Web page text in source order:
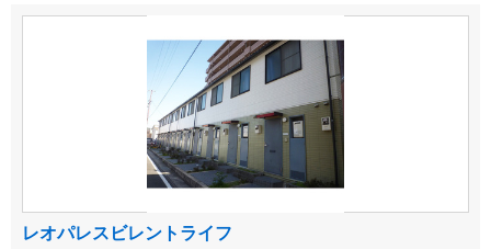
レオパレスビレントライフ